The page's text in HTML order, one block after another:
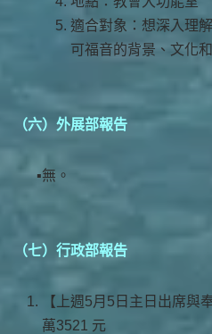
適合對象：想深入理
可福音的背景、文化
（六）外展部報告
無。
（七）行政部報告
【上週5月5日主日出席與
萬3521 元